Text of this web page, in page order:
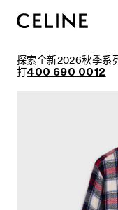
探索全新2026秋季系
打400 690 0012